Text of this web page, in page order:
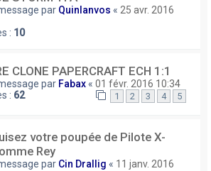
par Quinlanvos « 25 avr. 2016
: 10
CLONE PAPERCRAFT ECH 1:1
par Fabax « 01 févr. 2016 10:34
: 62 1 2 3 4 5
votre poupée de Pilote X-
Rey
par Cin Drallig « 11 janv. 2016